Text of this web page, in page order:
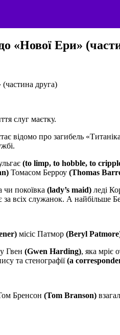
«Нової Ери»
слуг маєтку.
відомо про загибель
(to limp, to hobble, to
Томасом Берроу (Thomas
покоївка (lady’s maid) леді
за всіх служанок. А найбільше
місіс Патмор (Beryl
Гвен (Gwen Harding), яка мріє
та стенографії(a
Бренсон (Tom Branson)